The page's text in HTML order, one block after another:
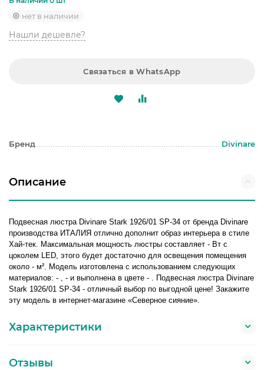
нет в наличии
Нашли дешевле?
Связаться в WhatsApp
Бренд Divinare
Описание
Подвесная люстра Divinare Stark 1926/01 SP-34 от бренда Divinare
производства ИТАЛИЯ отлично дополнит образ интерьера в стиле
Хай-тек. Максимальная мощность люстры составляет - Вт с
цоколем LED, этого будет достаточно для освещения помещения
около - м². Модель изготовлена с использованием следующих
материалов: - , - и выполнена в цвете - . Подвесная люстра Divinare
Stark 1926/01 SP-34 - отличный выбор по выгодной цене! Закажите
эту модель в интернет-магазине «Северное сияние».
Характеристики
Отзывы